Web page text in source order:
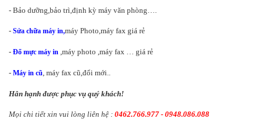
- Bảo dưỡng,bảo trì,định kỳ máy văn phòng….
- Sửa chữa máy in,máy Photo,máy fax giá rẻ
- Đổ mực máy in ,máy photo ,máy fax … giá rẻ
- Máy in cũ , máy fax cũ,đổi mới..
Hân hạnh được phục vụ quý khách!
Mọi chi tiết xin vui lòng liên hệ : 0462.766.977 - 0948.086.088